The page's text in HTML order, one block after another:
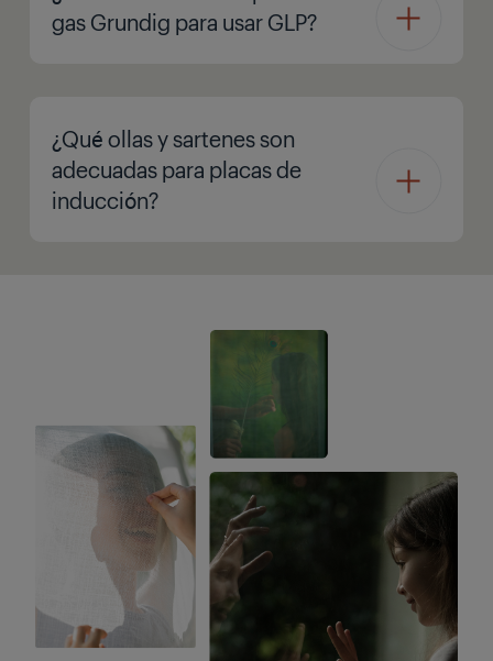
gas Grundig para usar GLP?
¿Qué ollas y sartenes son
adecuadas para placas de
inducción?